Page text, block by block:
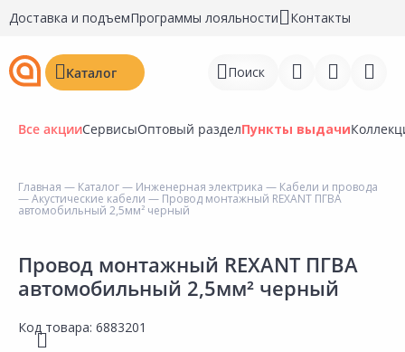
Доставка и подъемПрограммы лояльности Контакты
Каталог Поиск
Войти
Перейти к сравнению
Все акцииСервисыОптовый разделПункты выдачи
Главная — Каталог— Инженерная электрика — Кабели и провода
—Акустические кабели — Провод монтажный REXANT ПГВА
автомобильный 2,5мм² черный
Провод монтажный REXANT ПГВА
автомобильный 2,5мм² черный
Код товара: 6883201